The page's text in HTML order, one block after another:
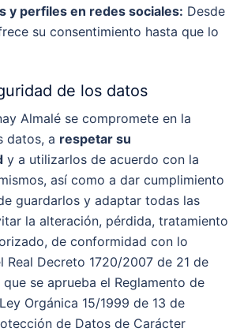
y perfiles en redes sociales: Desde
su consentimiento hasta que lo
de los datos
Almalé se compromete en la
datos, a respetar su
y a utilizarlos de acuerdo con la
así como a dar cumplimiento
guardarlos y adaptar todas las
la alteración, pérdida, tratamiento
de conformidad con lo
Real Decreto 1720/2007 de 21 de
se aprueba el Reglamento de
Orgánica 15/1999 de 13 de
de Datos de Carácter